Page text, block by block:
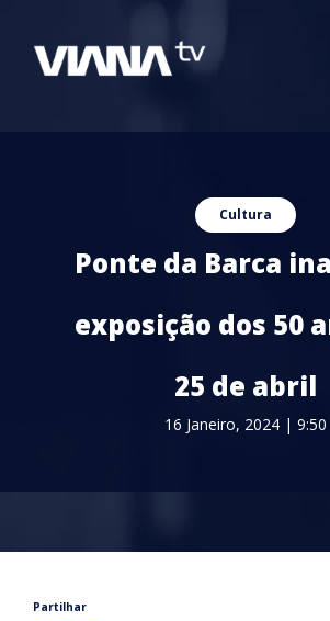
Cultura
Ponte da Barca
exposição dos 50
25 de abril
16 Janeiro, 2024 | 9:50
Partilhar